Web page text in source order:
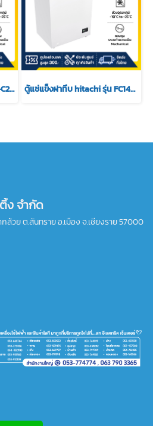
ตู้แช่แข็งฝาทึบ HITACHI รุ่น F-C200TH2 ขนาด 7 Q ตู้แช่แข็งฝาทึบ hitachi รุ่น FC145TH1 ขนาด 5.1 Q
ง จำกัด
กล้วย ต.สันทราย อ.เมือง จ.เชียงราย 57000